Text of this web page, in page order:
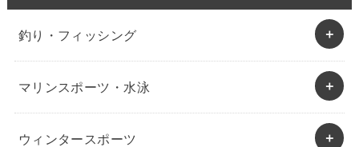
釣り・フィッシング
マリンスポーツ・水泳
ウィンタースポーツ